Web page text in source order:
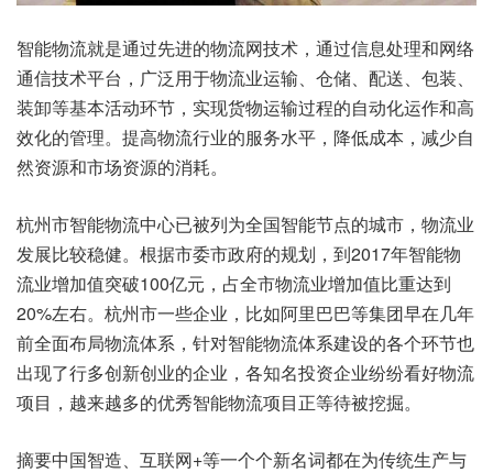
智能物流就是通过先进的物流网技术，通过信息处理和网络
通信技术平台，广泛用于物流业运输、仓储、配送、包装、
装卸等基本活动环节，实现货物运输过程的自动化运作和高
效化的管理。提高物流行业的服务水平，降低成本，减少自
然资源和市场资源的消耗。
杭州市智能物流中心已被列为全国智能节点的城市，物流业
发展比较稳健。根据市委市政府的规划，到2017年智能物
流业增加值突破100亿元，占全市物流业增加值比重达到
20%左右。杭州市一些企业，比如阿里巴巴等集团早在几年
前全面布局物流体系，针对智能物流体系建设的各个环节也
出现了行多创新创业的企业，各知名投资企业纷纷看好物流
项目，越来越多的优秀智能物流项目正等待被挖掘。
摘要中国智造、互联网+等一个个新名词都在为传统生产与